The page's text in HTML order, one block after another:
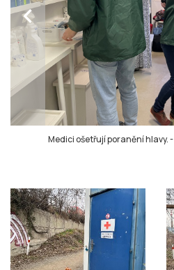
chevron_left
Medici ošetřují poranění hlavy.-